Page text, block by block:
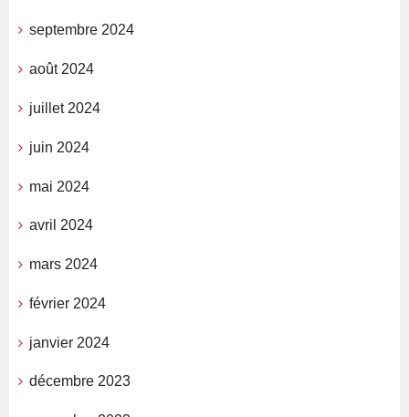
septembre 2024
août 2024
juillet 2024
juin 2024
mai 2024
avril 2024
mars 2024
février 2024
janvier 2024
décembre 2023